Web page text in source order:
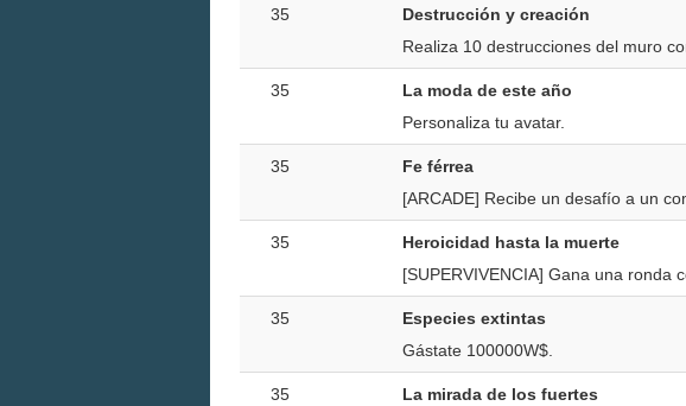
35
Destrucción y creación
Realiza 10 destrucciones del muro
35
La moda de este año
Personaliza tu avatar.
35
Fe férrea
[ARCADE] Recibe un desafío a un
35
Heroicidad hasta la muerte
[SUPERVIVENCIA] Gana una ronda
35
Especies extintas
Gástate 100000W$.
35
La mirada de los fuertes